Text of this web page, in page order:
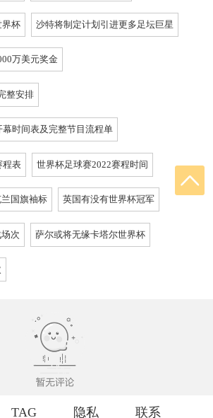
界杯 沙特将制定计划引进更多足坛巨星
万美元奖金
整安排
时间表及完整节目流程单
程表 世界杯足球赛2022赛程时间
国旗袖标 英国有没有世界杯冠军
次 萨尔或将无缘卡塔尔世界杯
TAG 隐私 联系